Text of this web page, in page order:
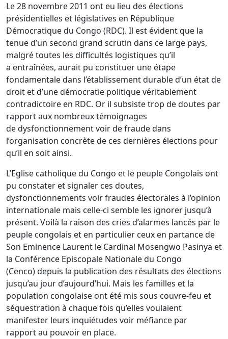
Le 28 novembre 2011 ont eu lieu des élections
présidentielles et législatives en République
Démocratique du Congo (RDC). Il est évident que la
tenue d’un second grand scrutin dans ce large pays,
malgré toutes les difficultés logistiques qu’il
a entraînées, aurait pu constituer une étape
fondamentale dans l’établissement durable d’un état de
droit et d’une démocratie politique véritablement
contradictoire en RDC. Or il subsiste trop de doutes par
rapport aux nombreux témoignages
de dysfonctionnement voir de fraude dans
l’organisation concrète de ces dernières élections pour
qu’il en soit ainsi.
L’Eglise catholique du Congo et le peuple Congolais ont
pu constater et signaler ces doutes,
dysfonctionnements voir fraudes électorales à l’opinion
internationale mais celle-ci semble les ignorer jusqu’à
présent. Voilà la raison des cries d’alarmes lancés par le
peuple congolais et en particulier ceux en partance de
Son Eminence Laurent le Cardinal Mosengwo Pasinya et
la Conférence Episcopale Nationale du Congo
(Cenco) depuis la publication des résultats des élections
jusqu’au jour d’aujourd’hui. Mais les familles et la
population congolaise ont été mis sous couvre-feu et
séquestration à chaque fois qu’elles voulaient
manifester leurs inquiétudes voir méfiance par
rapport au pouvoir en place.